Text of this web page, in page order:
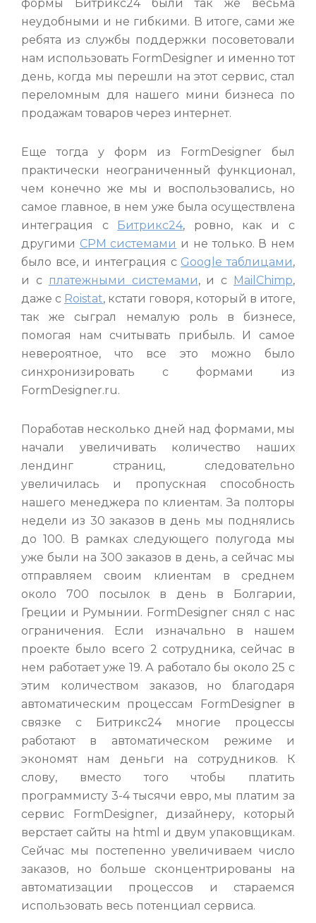
формы Битрикс24 были так же весьма
неудобными и не гибкими. В итоге, сами же
ребята из службы поддержки посоветовали
нам использовать FormDesigner и именно тот
день, когда мы перешли на этот сервис, стал
переломным для нашего мини бизнеса по
продажам товаров через интернет.
Еще тогда у форм из FormDesigner был
практически неограниченный функционал,
чем конечно же мы и воспользовались, но
самое главное, в нем уже была осуществлена
интеграция с Битрикс24, ровно, как и с
другими СРМ системами и не только. В нем
было все, и интеграция с Google таблицами,
и с платежными системами, и с MailChimp,
даже с Roistat, кстати говоря, который в итоге,
так же сыграл немалую роль в бизнесе,
помогая нам считывать прибыль. И самое
невероятное, что все это можно было
синхронизировать с формами из
FormDesigner.ru.
Поработав несколько дней над формами, мы
начали увеличивать количество наших
лендинг страниц, следовательно
увеличилась и пропускная способность
нашего менеджера по клиентам. За полторы
недели из 30 заказов в день мы поднялись
до 100. В рамках следующего полугода мы
уже были на 300 заказов в день, а сейчас мы
отправляем своим клиентам в среднем
около 700 посылок в день в Болгарии,
Греции и Румынии. FormDesigner снял с нас
ограничения. Если изначально в нашем
проекте было всего 2 сотрудника, сейчас в
нем работает уже 19. А работало бы около 25 с
этим количеством заказов, но благодаря
автоматическим процессам FormDesigner в
связке с Битрикс24 многие процессы
работают в автоматическом режиме и
экономят нам деньги на сотрудников. К
слову, вместо того чтобы платить
программисту 3-4 тысячи евро, мы платим за
сервис FormDesigner, дизайнеру, который
верстает сайты на html и двум упаковщикам.
Сейчас мы постепенно увеличиваем число
заказов, но больше сконцентрированы на
автоматизации процессов и стараемся
использовать весь потенциал сервиса.